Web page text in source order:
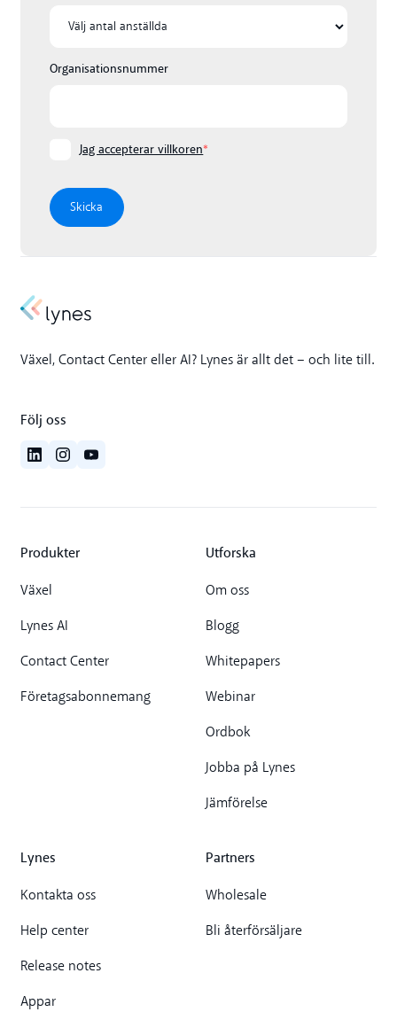
Organisationsnummer
Jag accepterar villkoren*
Växel, Contact Center eller AI? Lynes är allt det – och lite till.
Följ oss
Produkter
Växel
Lynes AI
Contact Center
Företagsabonnemang
Utforska
Om oss
Blogg
Whitepapers
Webinar
Ordbok
Jobba på Lynes
Jämförelse
Lynes
Kontakta oss
Help center
Release notes
Appar
Partners
Wholesale
Bli återförsäljare